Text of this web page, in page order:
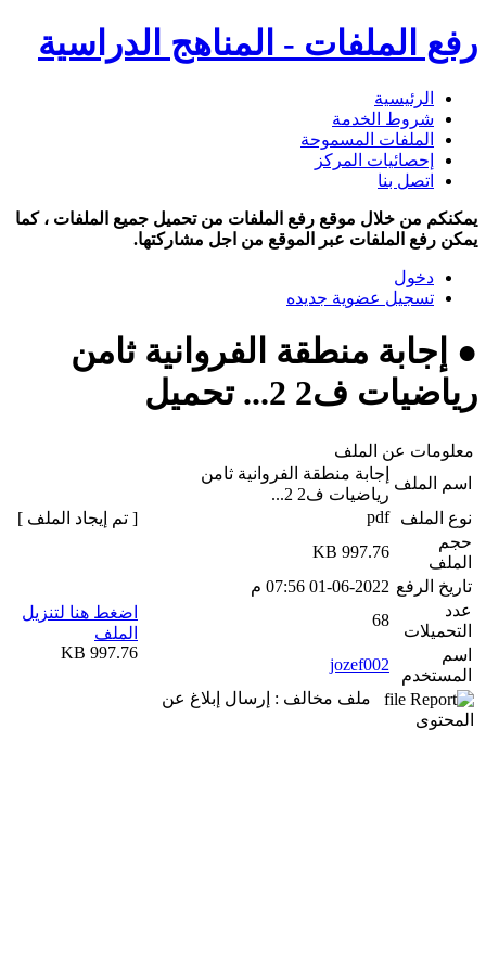
رفع الملفات - المناهج الدراسية
الرئيسية
شروط الخدمة
الملفات المسموحة
إحصائيات المركز
اتصل بنا
يمكنكم من خلال موقع رفع الملفات من تحميل جميع الملفات ، كما
يمكن رفع الملفات عبر الموقع من اجل مشاركتها.
دخول
تسجيل عضوية جديده
● إجابة منطقة الفروانية ثامن
رياضيات ف2 2... تحميل
معلومات عن الملف
اسم الملف
إجابة منطقة الفروانية ثامن
رياضيات ف2 2...
نوع الملف
pdf
حجم
الملف
997.76 KB
تاريخ الرفع 01-06-2022 07:56 م
عدد
التحميلات
68
اسم
المستخدم
jozef002
ملف مخالف : إرسال إبلاغ عن
المحتوى
[ تم إيجاد الملف ]
اضغط هنا لتنزيل
الملف
997.76 KB